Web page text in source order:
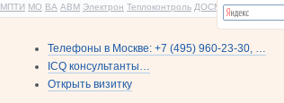
МПТИ МО ВА АВМ Электрон Теплоконтроль ДОСМ
Телефоны в Москве: +7 (495) 960-23-30, …
ICQ консультанты…
Открыть визитку